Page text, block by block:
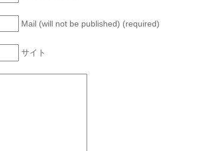
Mail (will not be published) (required)
サイト